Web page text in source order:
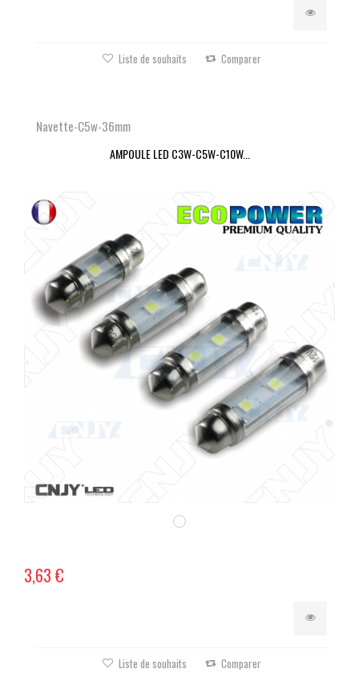
Liste de souhaits Comparer
Navette-C5w-36mm
AMPOULE LED C3W-C5W-C10W...
3,63 €
Liste de souhaits Comparer